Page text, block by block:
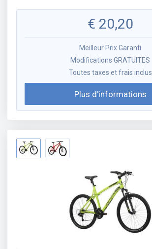
€ 20,20
Meilleur Prix Garanti
Modifications GRATUITES
Toutes taxes et frais inclus
Plus d'informations